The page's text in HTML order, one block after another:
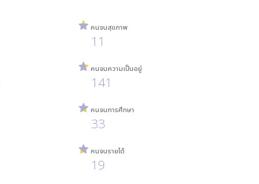
คนจนสุขภาพ
11
คนจนความเป็นอยู่
141
คนจนการศึกษา
33
คนจนรายได้
19